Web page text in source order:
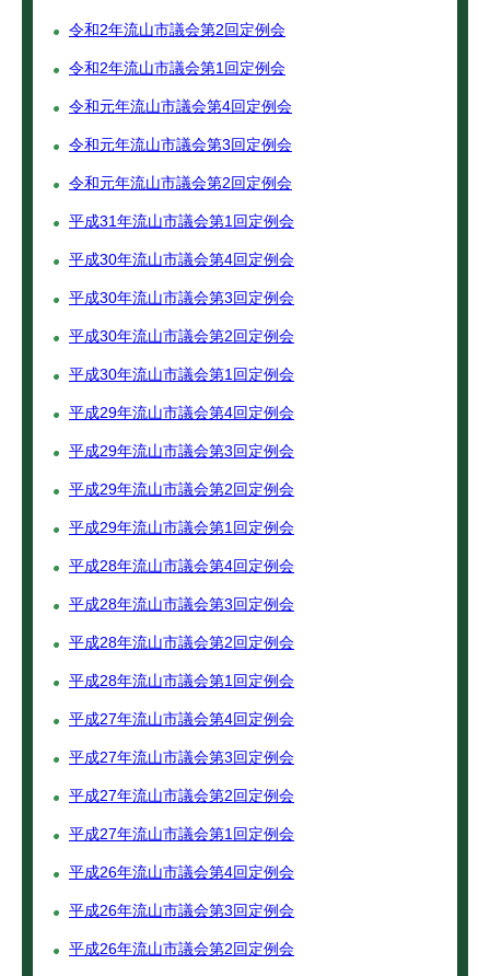
令和2年流山市議会第2回定例会
令和2年流山市議会第1回定例会
令和元年流山市議会第4回定例会
令和元年流山市議会第3回定例会
令和元年流山市議会第2回定例会
平成31年流山市議会第1回定例会
平成30年流山市議会第4回定例会
平成30年流山市議会第3回定例会
平成30年流山市議会第2回定例会
平成30年流山市議会第1回定例会
平成29年流山市議会第4回定例会
平成29年流山市議会第3回定例会
平成29年流山市議会第2回定例会
平成29年流山市議会第1回定例会
平成28年流山市議会第4回定例会
平成28年流山市議会第3回定例会
平成28年流山市議会第2回定例会
平成28年流山市議会第1回定例会
平成27年流山市議会第4回定例会
平成27年流山市議会第3回定例会
平成27年流山市議会第2回定例会
平成27年流山市議会第1回定例会
平成26年流山市議会第4回定例会
平成26年流山市議会第3回定例会
平成26年流山市議会第2回定例会